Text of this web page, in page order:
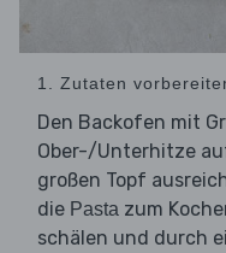
1. Zutaten
Den Backofen mit
Ober-/Unterhitze
großen Topf
die Pasta zum
schälen und durch